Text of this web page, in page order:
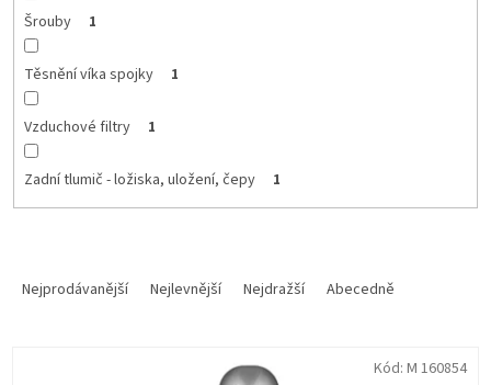
Šrouby 1
Těsnění víka spojky 1
Vzduchové filtry 1
Zadní tlumič - ložiska, uložení, čepy 1
Nejprodávanější Nejlevnější Nejdražší Abecedně
Kód: M 160854